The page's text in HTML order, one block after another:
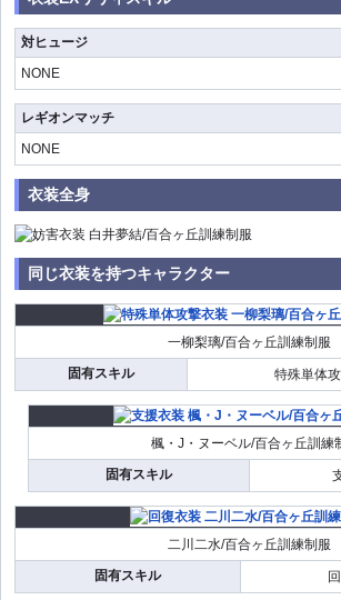
対ヒュージ
NONE
レギオンマッチ
NONE
衣装全身
同じ衣装を持つキャラクター
一柳梨璃/百合ヶ丘訓練制服
固有スキル
特殊単体
楓・J・ヌーベル/百合ヶ丘訓練
固有スキル
二川二水/百合ヶ丘訓練制服
固有スキル